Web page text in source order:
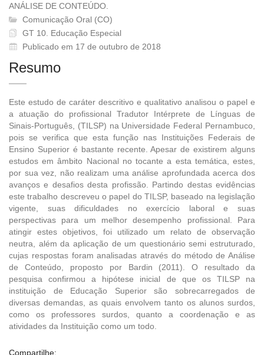
ANÁLISE DE CONTEÚDO.
Comunicação Oral (CO)
GT 10. Educação Especial
Publicado em 17 de outubro de 2018
Resumo
Este estudo de caráter descritivo e qualitativo analisou o papel e
a atuação do profissional Tradutor Intérprete de Línguas de
Sinais-Português, (TILSP) na Universidade Federal Pernambuco,
pois se verifica que esta função nas Instituições Federais de
Ensino Superior é bastante recente. Apesar de existirem alguns
estudos em âmbito Nacional no tocante a esta temática, estes,
por sua vez, não realizam uma análise aprofundada acerca dos
avanços e desafios desta profissão. Partindo destas evidências
este trabalho descreveu o papel do TILSP, baseado na legislação
vigente, suas dificuldades no exercício laboral e suas
perspectivas para um melhor desempenho profissional. Para
atingir estes objetivos, foi utilizado um relato de observação
neutra, além da aplicação de um questionário semi estruturado,
cujas respostas foram analisadas através do método de Análise
de Conteúdo, proposto por Bardin (2011). O resultado da
pesquisa confirmou a hipótese inicial de que os TILSP na
instituição de Educação Superior são sobrecarregados de
diversas demandas, as quais envolvem tanto os alunos surdos,
como os professores surdos, quanto a coordenação e as
atividades da Instituição como um todo.
Compartilhe: